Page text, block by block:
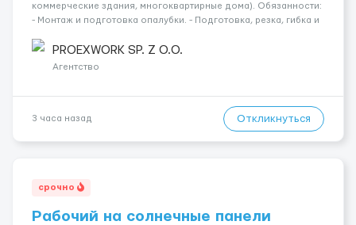
коммерческие здания, многоквартирные дома). Обязанности:
- Монтаж и подготовка опалубки. - Подготовка, резка, гибка и
Связка арматурных стержней. - Заливка бетона. - Демонтаж
опалубки после за...
PROEXWORK SP. Z O.O.
Агентство
3 часа назад Откликнуться
срочно
Рабочий на солнечные панели